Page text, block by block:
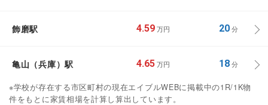
飾磨駅 4.59 万円 20分
亀山（兵庫）駅 4.65 万円 18分
※学校が存在する市区町村の現在エイブルWEBに掲載中の1R/1K物
件をもとに家賃相場を計算し算出しています。